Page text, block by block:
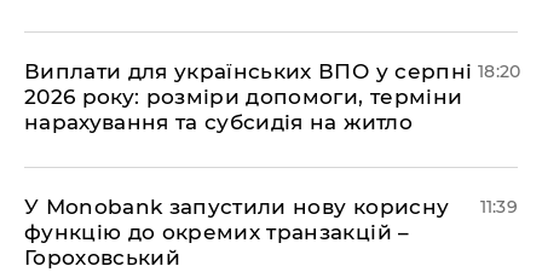
Виплати для українських ВПО у серпні
2026 року: розміри допомоги, терміни
нарахування та субсидія на житло
18:20
У Мonobank запустили нову корисну
функцію до окремих транзакцій –
Гороховський
11:39